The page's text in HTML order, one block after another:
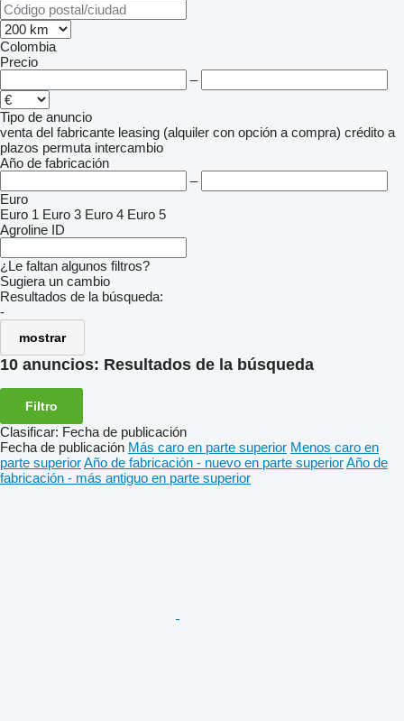
Colombia
Precio
–
Tipo de anuncio
venta del fabricante leasing (alquiler con opción a compra) crédito a
plazos permuta intercambio
Año de fabricación
–
Euro
Euro 1 Euro 3 Euro 4 Euro 5
Agroline ID
¿Le faltan algunos filtros?
Sugiera un cambio
Resultados de la búsqueda:
-
mostrar
10 anuncios: Resultados de la búsqueda
Filtro
Clasificar: Fecha de publicación
Fecha de publicación Más caro en parte superior Menos caro en
parte superiorAño de fabricación - nuevo en parte superiorAño de
fabricación - más antiguo en parte superior